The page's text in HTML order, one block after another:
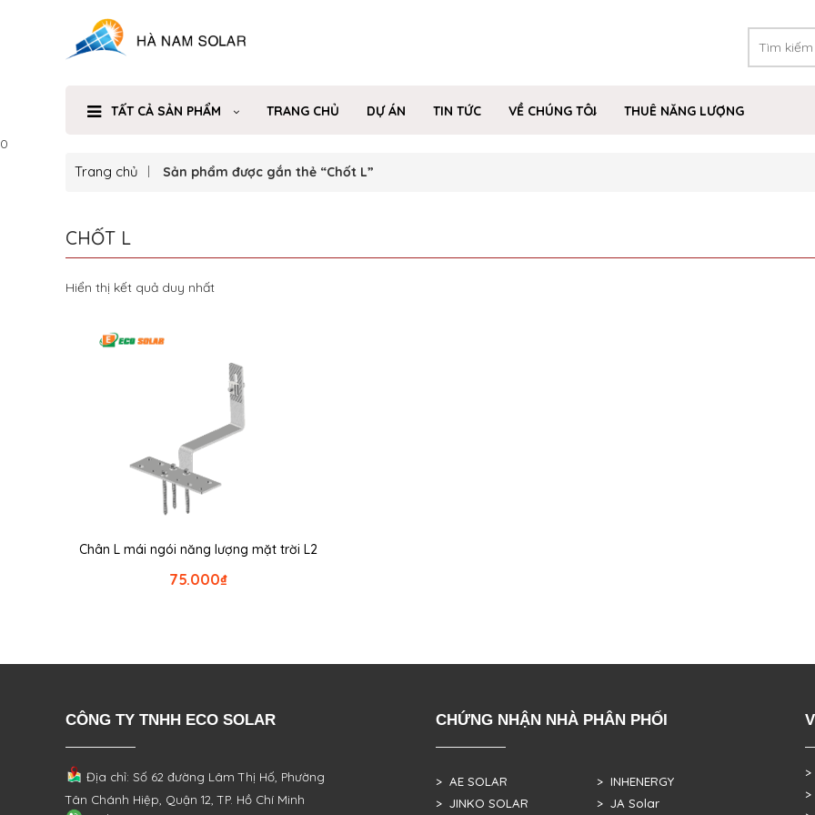
TẤT CẢ SẢN PHẨM TRANG CHỦ DỰ ÁN TIN TỨC VỀ CHÚNG TÔI
THUÊ NĂNG LƯỢNG
0
Trang chủ Sản phẩm được gắn thẻ “Chốt L”
CHỐT L
Hiển thị kết quả duy nhất
Chân L mái ngói năng lượng mặt trời L2
₫
75.000
CÔNG TY TNHH ECO SOLAR
Địa chỉ: Số 62 đường Lâm Thị Hố, Phường
Tân Chánh Hiệp, Quận 12, TP. Hồ Chí Minh
CHỨNG NHẬN NHÀ PHÂN PHỐI
> AE SOLAR
> JINKO SOLAR
> INHENERGY
> JA Solar
>